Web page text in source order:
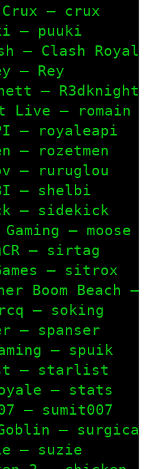
– crux
– puuki
– Clash Royale
– Rey
– R3dknight
Live – romain
– royaleapi
– rozetmen
– ruruglou
– shelbi
– sidekick
Gaming – moose
– sirtag
– sitrox
Boom Beach –
– soking
– spanser
– spuik
– starlist
– stats
– sumit007
–
– suzie